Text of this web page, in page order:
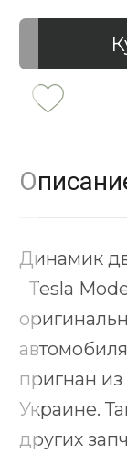
Динамик
Tesla
пригнан
Украине.
других